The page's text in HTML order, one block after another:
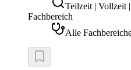
Teilzeit | Vollzeit
Fachbereich
Alle